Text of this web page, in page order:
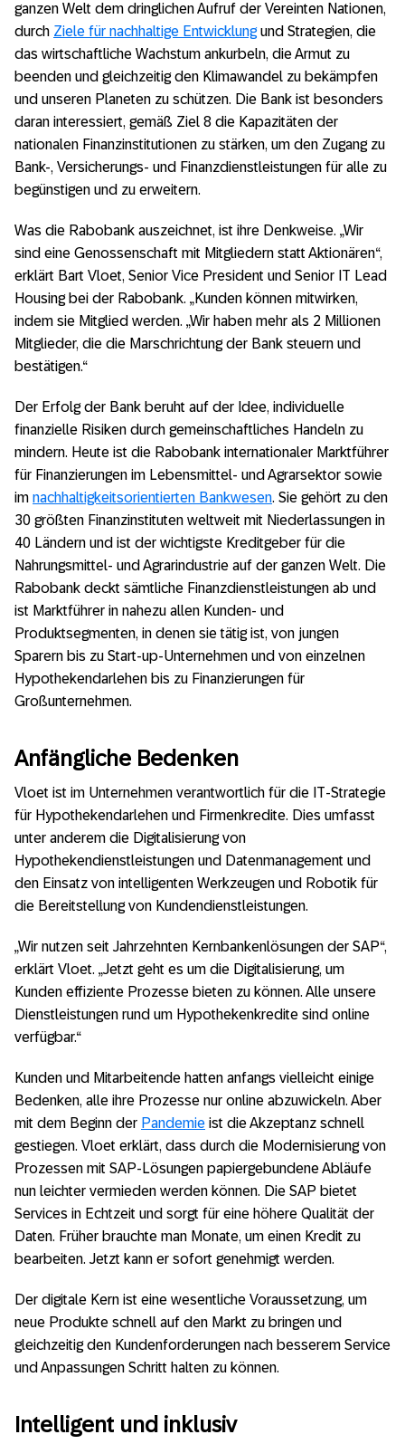
ganzen Welt dem dringlichen Aufruf der Vereinten Nationen,
durch Ziele für nachhaltige Entwicklungund Strategien, die
das wirtschaftliche Wachstum ankurbeln, die Armut zu
beenden und gleichzeitig den Klimawandel zu bekämpfen
und unseren Planeten zu schützen. Die Bank ist besonders
daran interessiert, gemäß Ziel 8 die Kapazitäten der
nationalen Finanzinstitutionen zu stärken, um den Zugang zu
Bank-, Versicherungs- und Finanzdienstleistungen für alle zu
begünstigen und zu erweitern.
Was die Rabobank auszeichnet, ist ihre Denkweise. „Wir
sind eine Genossenschaft mit Mitgliedern statt Aktionären“,
erklärt Bart Vloet, Senior Vice President und Senior IT Lead
Housing bei der Rabobank. „Kunden können mitwirken,
indem sie Mitglied werden. „Wir haben mehr als 2 Millionen
Mitglieder, die die Marschrichtung der Bank steuern und
bestätigen.“
Der Erfolg der Bank beruht auf der Idee, individuelle
finanzielle Risiken durch gemeinschaftliches Handeln zu
mindern. Heute ist die Rabobank internationaler Marktführer
für Finanzierungen im Lebensmittel- und Agrarsektor sowie
im nachhaltigkeitsorientierten Bankwesen. Sie gehört zu den
30 größten Finanzinstituten weltweit mit Niederlassungen in
40 Ländern und ist der wichtigste Kreditgeber für die
Nahrungsmittel- und Agrarindustrie auf der ganzen Welt. Die
Rabobank deckt sämtliche Finanzdienstleistungen ab und
ist Marktführer in nahezu allen Kunden- und
Produktsegmenten, in denen sie tätig ist, von jungen
Sparern bis zu Start-up-Unternehmen und von einzelnen
Hypothekendarlehen bis zu Finanzierungen für
Großunternehmen.
Anfängliche Bedenken
Vloet ist im Unternehmen verantwortlich für die IT-Strategie
für Hypothekendarlehen und Firmenkredite. Dies umfasst
unter anderem die Digitalisierung von
Hypothekendienstleistungen und Datenmanagement und
den Einsatz von intelligenten Werkzeugen und Robotik für
die Bereitstellung von Kundendienstleistungen.
„Wir nutzen seit Jahrzehnten Kernbankenlösungen der SAP“,
erklärt Vloet. „Jetzt geht es um die Digitalisierung, um
Kunden effiziente Prozesse bieten zu können. Alle unsere
Dienstleistungen rund um Hypothekenkredite sind online
verfügbar.“
Kunden und Mitarbeitende hatten anfangs vielleicht einige
Bedenken, alle ihre Prozesse nur online abzuwickeln. Aber
mit dem Beginn der Pandemie ist die Akzeptanz schnell
gestiegen. Vloet erklärt, dass durch die Modernisierung von
Prozessen mit SAP-Lösungen papiergebundene Abläufe
nun leichter vermieden werden können. Die SAP bietet
Services in Echtzeit und sorgt für eine höhere Qualität der
Daten. Früher brauchte man Monate, um einen Kredit zu
bearbeiten. Jetzt kann er sofort genehmigt werden.
Der digitale Kern ist eine wesentliche Voraussetzung, um
neue Produkte schnell auf den Markt zu bringen und
gleichzeitig den Kundenforderungen nach besserem Service
und Anpassungen Schritt halten zu können.
Intelligent und inklusiv